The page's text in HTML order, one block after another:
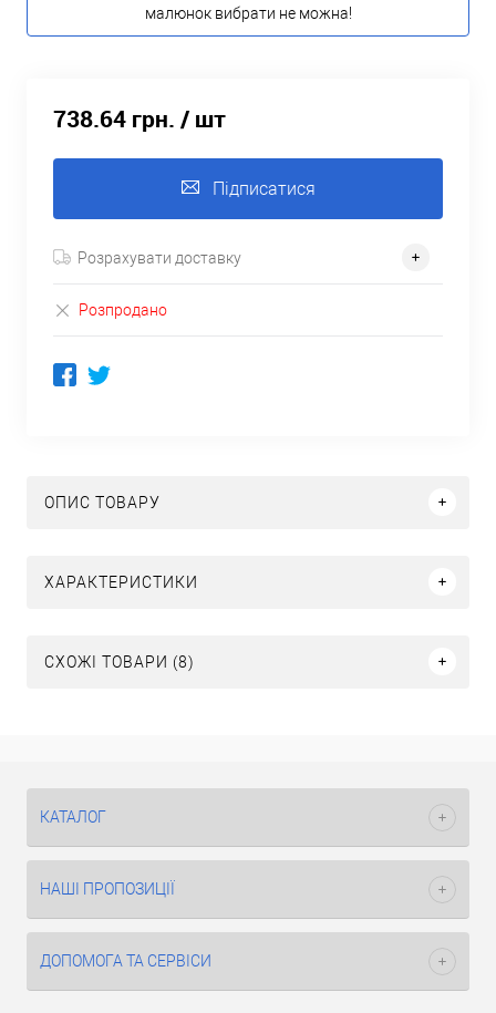
малюнок вибрати не можна!
738.64 грн. / шт
Підписатися
Розрахувати доставку
Розпродано
ОПИС ТОВАРУ
ХАРАКТЕРИСТИКИ
СХОЖІ ТОВАРИ (8)
КАТАЛОГ
НАШІ ПРОПОЗИЦІЇ
ДОПОМОГА ТА СЕРВІСИ